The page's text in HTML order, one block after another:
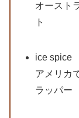
オースト
ト
ice spice
アメリカ
ラッパー